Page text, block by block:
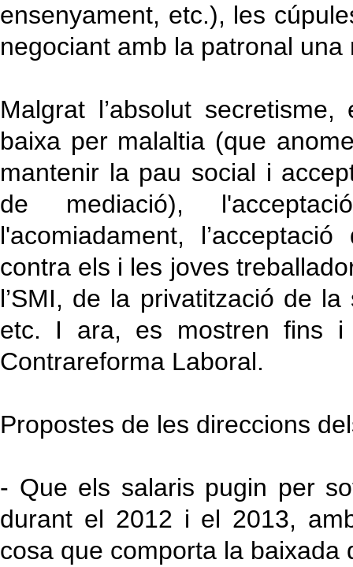
ensenyament, etc.), les
negociant amb la patronal
Malgrat l’absolut
baixa per malaltia (que
mantenir la pau social i
de mediació),
l'acomiadament,
contra els i les joves
l’SMI, de la privatització de
etc. I ara, es mostren fins i
Contrareforma Laboral.
Propostes de les direccions
- Que els salaris pugin per
durant el 2012 i el 2013,
cosa que comporta la baixada